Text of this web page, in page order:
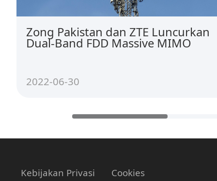
Zong Pakistan dan ZTE Luncurkan
Dual-Band FDD Massive MIMO
2022-06-30
Kebijakan Privasi Cookies